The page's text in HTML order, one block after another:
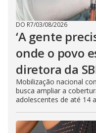
DO R7/03/08/2026
‘A gente
onde o povo
diretora da
Mobilização nacional
busca ampliar a
adolescentes de até 14